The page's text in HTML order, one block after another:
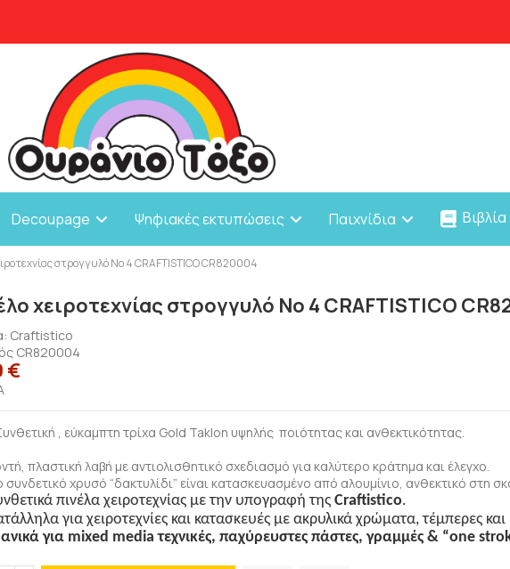
Decoupage Ψηφιακές εκτυπώσεις Παιχνίδια Βιβλία
στρογγυλό Νο 4 CRAFTISTICO CR820004
χειροτεχνίας στρογγυλό Νο 4 CRAFTISTICO
Craftistico
CR820004
€
, εύκαμπτη τρίχα Gold Taklon υψηλής ποιότητας και ανθεκτικότητας.
πλαστική λαβή με αντιολισθητικό σχεδιασμό για καλύτερο κράτημα και έλεγχο.
συνδετικό χρυσό “δακτυλίδι” είναι κατασκευασμένο από αλουμίνιο, ανθεκτικό στη
πινέλα χειροτεχνίας με την υπογραφή της Craftistico.
για χειροτεχνίες και κατασκευές με ακρυλικά χρώματα, τέμπερες και
για mixed media τεχνικές, παχύρευστες πάστες, γραμμές & “one